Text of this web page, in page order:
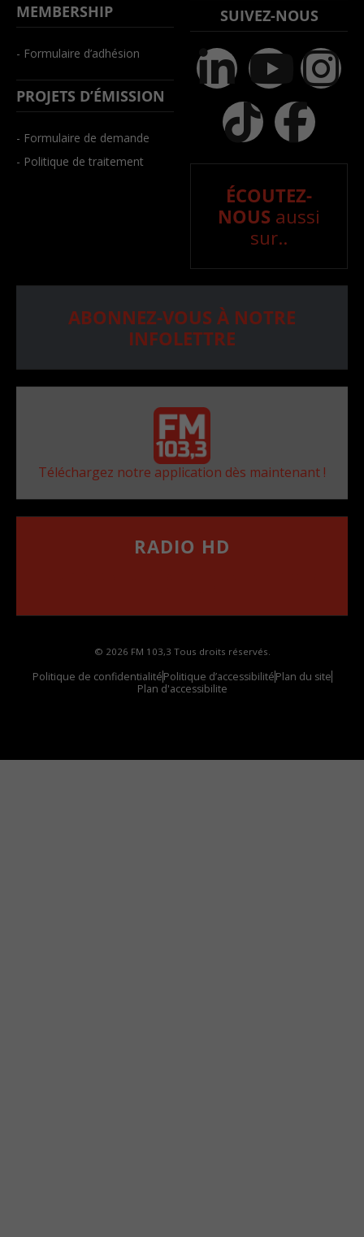
MEMBERSHIP
- Formulaire d’adhésion
PROJETS D’ÉMISSION
- Formulaire de demande
- Politique de traitement
SUIVEZ-NOUS
ÉCOUTEZ-
NOUS aussi
sur..
ABONNEZ-VOUS À NOTRE
INFOLETTRE
Téléchargez notre application dès maintenant !
RADIO HD
© 2026 FM 103,3 Tous droits réservés.
Politique de confidentialitéPolitique d’accessibilitéPlan du site
Plan d'accessibilite